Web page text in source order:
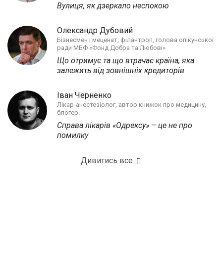
Вулиця, як дзеркало неспокою
Олександр Дубовий
Бізнесмен і меценат, філантроп, голова опікунської
ради МБФ «Фонд Добра та Любові»
Що отримує та що втрачає країна, яка
залежить від зовнішніх кредиторів
Іван Черненко
Лікар-анестезіолог, автор книжок про медицину,
блогер.
Справа лікарів «Одрексу» – це не про
помилку
Дивитись все